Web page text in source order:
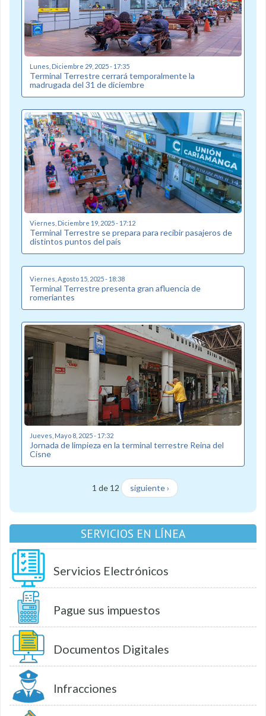
Lunes, Diciembre 29, 2025 - 17:35
Terminal Terrestre cerrará temporalmente la
madrugada del 31 de diciembre
Viernes, Diciembre 19, 2025 - 17:12
Terminal Terrestre se prepara para recibir pasajeros de
distintos puntos del país
Viernes, Agosto 15, 2025 - 18:38
Terminal Terrestre presenta gran afluencia de
romeriantes
Jueves, Mayo 8, 2025 - 17:32
Jornada de limpieza en la terminal terrestre Reina del
Cisne
1 de 12 siguiente ›
SERVICIOS EN LÍNEA
Servicios Electrónicos
Pague sus impuestos
Documentos Digitales
Infracciones